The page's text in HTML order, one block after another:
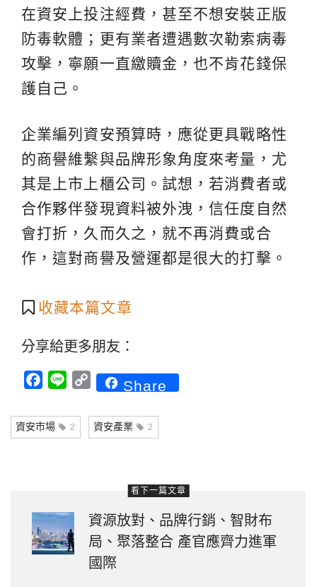
在資安上投注經費，甚至不想安裝正版
防毒軟體；更有業者遭遇數次勒索病毒
攻擊，寧願一直繳贖金，也不肯花錢保
護自己。
企業編列資安預算時，應從更具戰略性
的商譽維繫與品牌形象角度來考量，尤
其是上市上櫃公司。試想，若消費者或
合作夥伴發現資料被外洩，信任度自然
會打折，久而久之，就不再消費或合
作，這對商譽及營運都是很大的打擊。
收藏本篇文章
分享給更多朋友：
Facebook
Line CopyShare
資安市場 2 資安產業 2
看下一篇文章
資源放對、品牌行銷、智財布
局、聚落整合 產官應齊力進軍
國際